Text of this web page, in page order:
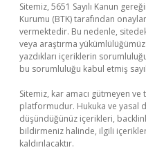
Sitemiz, 5651 Sayılı Kanun
Kurumu (BTK) tarafından
vermektedir. Bu nedenle,
veya araştırma
yazdıkları içeriklerin
bu sorumluluğu kabul etmiş
Sitemiz, kar amacı gütmeyen
platformudur. Hukuka ve yasal
düşündüğünüz içerikleri,
bildirmeniz halinde, ilgili
kaldırılacaktır.